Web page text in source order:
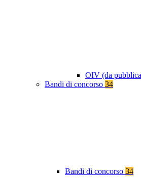
OIV (da
Bandi di concorso 34
Bandi di concorso 34